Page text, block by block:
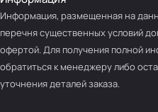
Информация, размещенная на
перечня существенных условий
офертой. Для получения полной
обратиться к менеджеру либо
уточнения деталей заказа.